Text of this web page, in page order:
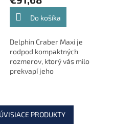
Do košíka
Delphin Craber Maxi je
rodpod kompaktných
rozmerov, ktorý vás milo
prekvapí jeho
PRODUKTY